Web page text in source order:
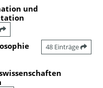
und
48 Einträge